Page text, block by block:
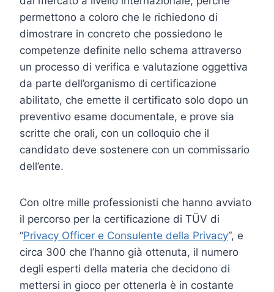
permettono a coloro che le richiedono di
dimostrare in concreto che possiedono le
competenze definite nello schema attraverso
un processo di verifica e valutazione oggettiva
da parte dell’organismo di certificazione
abilitato, che emette il certificato solo dopo un
preventivo esame documentale, e prove sia
scritte che orali, con un colloquio che il
candidato deve sostenere con un commissario
dell’ente.
Con oltre mille professionisti che hanno avviato
il percorso per la certificazione di TÜV di
“Privacy Officer e Consulente della Privacy“, e
circa 300 che l’hanno già ottenuta, il numero
degli esperti della materia che decidono di
mettersi in gioco per ottenerla è in costante